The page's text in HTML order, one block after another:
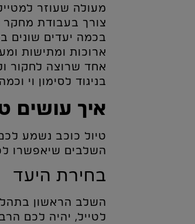
מעולה שעוזר
צורך בעבודת מחקר
בכמה יעדים שונים
ארוכות ומתישות
אחד שרוצה לחקור
בניגוד לסימון וי
איך עושים
טיול כוכב נשמע
השלבים שיאפשרו
בחירת היעד
השלב הראשון
לטייל, יהיה לכם